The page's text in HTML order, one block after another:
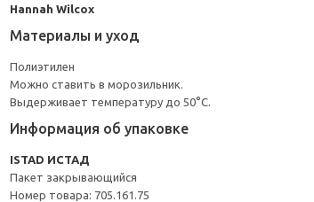
Hannah Wilcox
Материалы и уход
Полиэтилен
Можно ставить в морозильник.
Выдерживает температуру до 50°C.
Информация об упаковке
ISTAD ИСТАД
Пакет закрывающийся
Номер товара: 705.161.75